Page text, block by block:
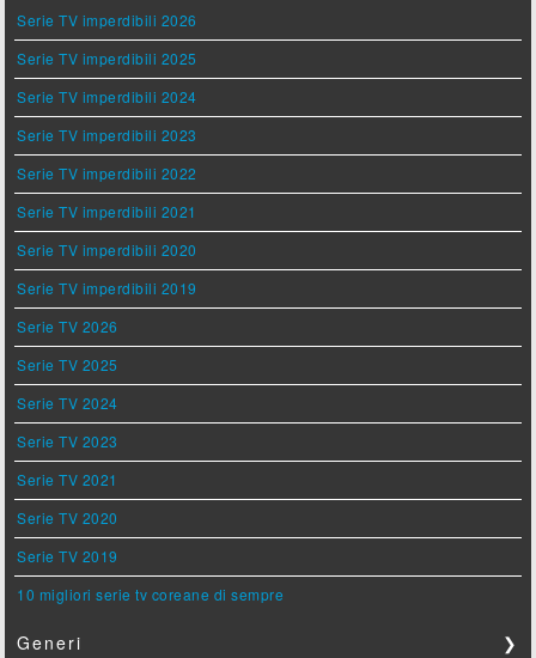
Serie TV imperdibili 2026
Serie TV imperdibili 2025
Serie TV imperdibili 2024
Serie TV imperdibili 2023
Serie TV imperdibili 2022
Serie TV imperdibili 2021
Serie TV imperdibili 2020
Serie TV imperdibili 2019
Serie TV 2026
Serie TV 2025
Serie TV 2024
Serie TV 2023
Serie TV 2021
Serie TV 2020
Serie TV 2019
10 migliori serie tv coreane di sempre
Generi ❯